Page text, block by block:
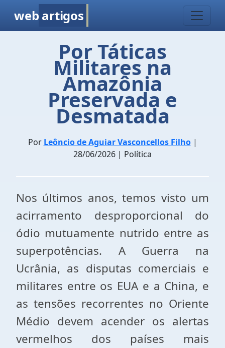
web artigos
Por Táticas
Militares na
Amazônia
Preservada e
Desmatada
Por Leôncio de Aguiar Vasconcellos Filho|
28/06/2026 | Política
Nos últimos anos, temos visto um
acirramento desproporcional do
ódio mutuamente nutrido entre as
superpotências. A Guerra na
Ucrânia, as disputas comerciais e
militares entre os EUA e a China, e
as tensões recorrentes no Oriente
Médio devem acender os alertas
vermelhos dos países mais